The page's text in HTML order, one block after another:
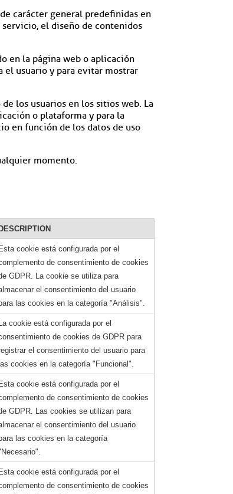
carácter general predefinidas en
el diseño de contenidos
en la página web o aplicación
el usuario y para evitar mostrar
los usuarios en los sitios web. La
o plataforma y para la
en función de los datos de uso
momento.
DESCRIPTION
Esta cookie está configurada por el
de consentimiento de cookies
GDPR. La cookie se utiliza para
el consentimiento del usuario
las cookies en la categoría "Análisis".
La cookie está configurada por el
de cookies de GDPR para
el consentimiento del usuario para
las cookies en la categoría "Funcional".
Esta cookie está configurada por el
de consentimiento de cookies
GDPR. Las cookies se utilizan para
el consentimiento del usuario
las cookies en la categoría
Esta cookie está configurada por el
de consentimiento de cookies